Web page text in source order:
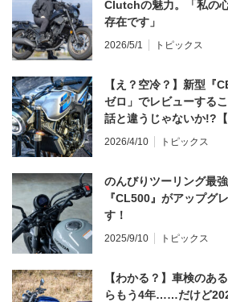
Clutchの魅力。「私の
存在です」
2026/5/1 トピックス
【え？空冷？】新型『
ゼロ」でレビューする
話と違うじゃないか!?
てならず／CB1000F ①
2026/4/10 トピックス
のんびりツーリング最
『CL500』がアップグ
す！
2025/9/10 トピックス
【わかる？】車検のあ
らもう4年……だけど